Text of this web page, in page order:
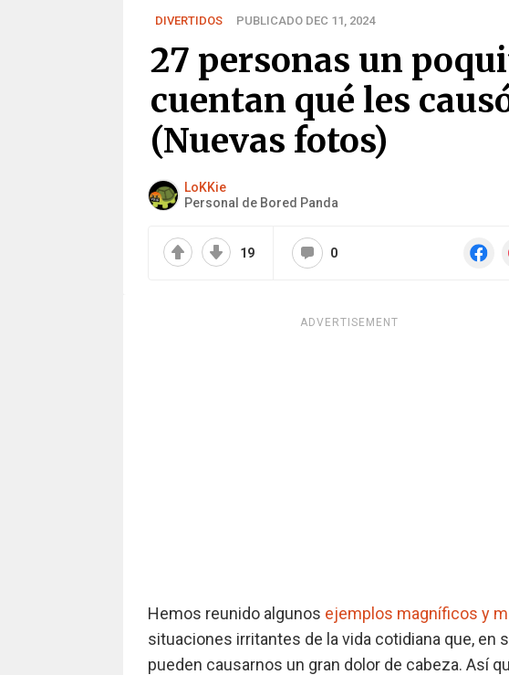
DIVERTIDOS PUBLICADO DEC 11, 2024
27 personas un
cuentan qué les
(Nuevas fotos)
LoKKie
Personal de Bored Panda
19 0
ADVERTISEMENT
Hemos reunido algunos ejemplos magníficos y
situaciones irritantes de la vida cotidiana que, en
pueden causarnos un gran dolor de cabeza. Así